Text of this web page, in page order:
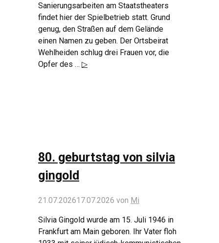
Sanierungsarbeiten am Staatstheaters
findet hier der Spielbetrieb statt. Grund
genug, den Straßen auf dem Gelände
einen Namen zu geben. Der Ortsbeirat
Wehlheiden schlug drei Frauen vor, die
Opfer des … ▷
80. geburtstag von silvia
gingold
21.07.202617.07.2026 von Mi
Silvia Gingold wurde am 15. Juli 1946 in
Frankfurt am Main geboren. Ihr Vater floh